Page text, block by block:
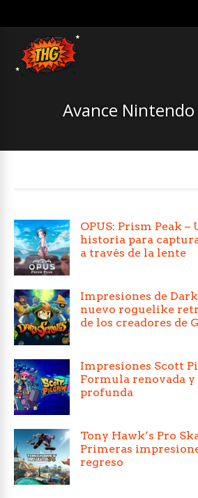
Avance
OPUS: Prism Peak –
historia para
a través de la lente
Impresiones de
nuevo roguelike
de los creadores de
Impresiones Scott
Formula renovada
profunda
Tony Hawk’s Pro
Primeras
regreso